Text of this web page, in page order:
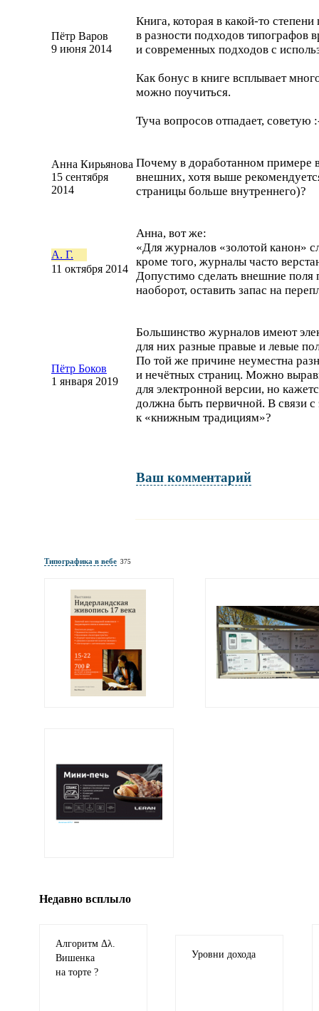
Пётр Варов
9 июня 2014
Книга, которая в какой-то степени
в разности подходов типографов
и современных подходов с
Как бонус в книге всплывает
можно поучиться.
Туча вопросов отпадает, советую
Анна Кирьянова
15 сентября
2014
Почему в доработанном примере
внешних, хотя выше
страницы больше внутреннего)?
А. Г.
11 октября 2014
Анна, вот же:
«Для журналов «золотой канон»
кроме того, журналы часто
Допустимо сделать внешние
наоборот, оставить запас на
Пётр Боков
1 января 2019
Большинство журналов имеют
для них разные правые и левые
По той же причине неуместна
и нечётных страниц. Можно
для электронной версии, но
должна быть первичной. В связи
к «книжным традициям»?
Ваш комментарий
Типографика в вебе 375
Недавно всплыло
Алгоритм Δλ.
Вишенка
на торте ?
Уровни дохода